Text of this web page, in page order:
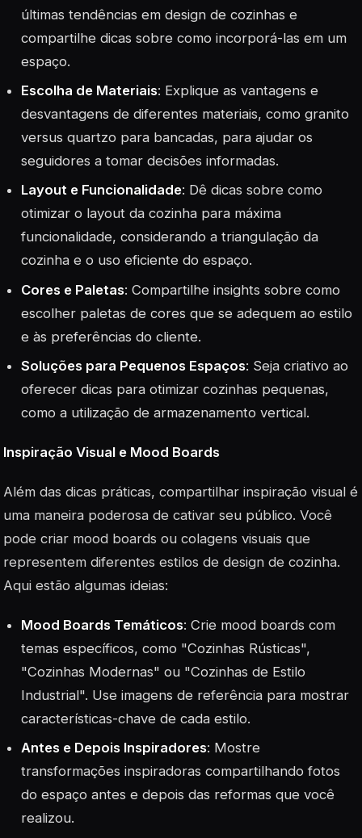
últimas tendências em design de cozinhas e
compartilhe dicas sobre como incorporá-las em um
espaço.
Escolha de Materiais: Explique as vantagens e
desvantagens de diferentes materiais, como granito
versus quartzo para bancadas, para ajudar os
seguidores a tomar decisões informadas.
Layout e Funcionalidade: Dê dicas sobre como
otimizar o layout da cozinha para máxima
funcionalidade, considerando a triangulação da
cozinha e o uso eficiente do espaço.
Cores e Paletas: Compartilhe insights sobre como
escolher paletas de cores que se adequem ao estilo
e às preferências do cliente.
Soluções para Pequenos Espaços: Seja criativo ao
oferecer dicas para otimizar cozinhas pequenas,
como a utilização de armazenamento vertical.
Inspiração Visual e Mood Boards
Além das dicas práticas, compartilhar inspiração visual é
uma maneira poderosa de cativar seu público. Você
pode criar mood boards ou colagens visuais que
representem diferentes estilos de design de cozinha.
Aqui estão algumas ideias:
Mood Boards Temáticos: Crie mood boards com
temas específicos, como "Cozinhas Rústicas",
"Cozinhas Modernas" ou "Cozinhas de Estilo
Industrial". Use imagens de referência para mostrar
características-chave de cada estilo.
Antes e Depois Inspiradores: Mostre
transformações inspiradoras compartilhando fotos
do espaço antes e depois das reformas que você
realizou.